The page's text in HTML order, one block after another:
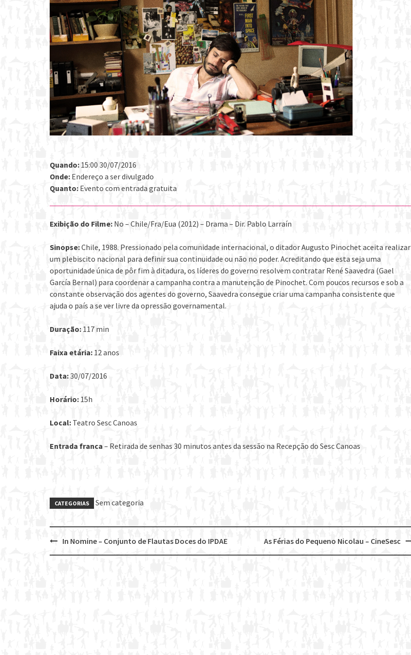
Quando: 15:00 30/07/2016
Onde: Endereço a ser divulgado
Quanto: Evento com entrada gratuita
Exibição do Filme: No – Chile/Fra/Eua (2012) – Drama – Dir. Pablo Larraín
Sinopse:Chile, 1988. Pressionado pela comunidade internacional, o ditador Augusto Pinochet aceita realizar
um plebiscito nacional para definir sua continuidade ou não no poder. Acreditando que esta seja uma
oportunidade única de pôr fim à ditadura, os líderes do governo resolvem contratar René Saavedra (Gael
García Bernal) para coordenar a campanha contra a manutenção de Pinochet. Com poucos recursos e sob a
constante observação dos agentes do governo, Saavedra consegue criar uma campanha consistente que
ajuda o país a se ver livre da opressão governamental.
Duração: 117 min
Faixa etária: 12 anos
Data:30/07/2016
Horário: 15h
Local: Teatro Sesc Canoas
Entrada franca – Retirada de senhas 30 minutos antes da sessão na Recepção do Sesc Canoas
CATEGORIAS Sem categoria
Post
As Férias do Pequeno Nicolau – CineSesc
In Nomine – Conjunto de Flautas Doces do IPDAE